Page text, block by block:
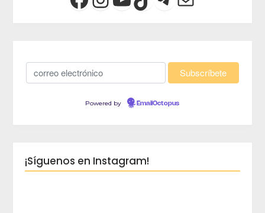
Powered by EmailOctopus
¡Síguenos en Instagram!